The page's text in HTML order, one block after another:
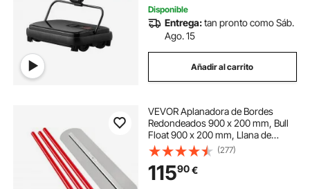
Disponible
Entrega:tan pronto como Sáb.
Ago. 15
Añadir al carrito
VEVOR Aplanadora de Bordes
Redondeados 900 x 200 mm, Bull
Float 900 x 200 mm, Llana de
Hormigón de Acero, Llana de Yeso
de 1,8 m con Anclaje Ajustable
Llana para Suelos Paleta Albañil,
Superficie Lisa
(277)
11590€